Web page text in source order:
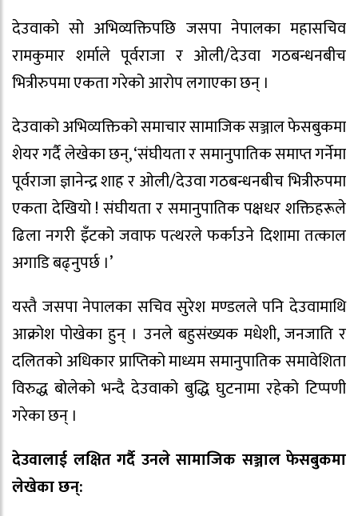
देउवाको सो अभिव्यक्तिपछि जसपा नेपालका महासचिव
रामकुमार शर्माले पूर्वराजा र ओली/देउवा गठबन्धनबीच
भित्रीरुपमा एकता गरेको आरोप लगाएका छन् ।
देउवाको अभिव्यक्तिको समाचार सामाजिक सञ्जाल फेसबुकमा
शेयर गर्दै लेखेका छन्, ‘संघीयता र समानुपातिक समाप्त गर्नेमा
पूर्वराजा ज्ञानेन्द्र शाह र ओली/देउवा गठबन्धनबीच भित्रीरुपमा
एकता देखियो ! संघीयता र समानुपातिक पक्षधर शक्तिहरूले
ढिला नगरी इँटको जवाफ पत्थरले फर्काउने दिशामा तत्काल
अगाडि बढ्नुपर्छ ।’
यस्तै जसपा नेपालका सचिव सुरेश मण्डलले पनि देउवामाथि
आक्रोश पोखेका हुन् । उनले बहुसंख्यक मधेशी, जनजाति र
दलितको अधिकार प्राप्तिको माध्यम समानुपातिक समावेशिता
विरुद्ध बोलेको भन्दै देउवाको बुद्धि घुटनामा रहेको टिप्पणी
गरेका छन् ।
देउवालाई लक्षित गर्दै उनले सामाजिक सञ्जाल फेसबुकमा
लेखेका छन्: